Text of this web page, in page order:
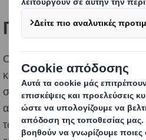
Γιατί είναι
Ο κόσμος αλλάζει. Οι
και περισσότερο τον
στο περιβάλλον, γεγονός που
αγοραστικές τους αποφάσεις .
τώρα περισσότερο από ποτέ